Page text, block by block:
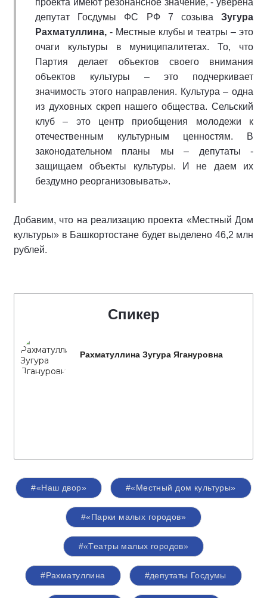
проекта имеют резонансное значение, - уверена
депутат Госдумы ФС РФ 7 созыва Зугура
Рахматуллина, - Местные клубы и театры – это
очаги культуры в муниципалитетах. То, что
Партия делает объектов своего внимания
объектов культуры – это подчеркивает
значимость этого направления. Культура – одна
из духовных скреп нашего общества. Сельский
клуб – это центр приобщения молодежи к
отечественным культурным ценностям. В
законодательном планы мы – депутаты -
защищаем объекты культуры. И не даем их
бездумно реорганизовывать».
Добавим, что на реализацию проекта «Местный Дом
культуры» в Башкортостане будет выделено 46,2 млн
рублей.
Спикер
Рахматуллина Зугура Ягануровна
#«Наш двор» #«Местный дом культуры»
#«Парки малых городов»
#«Театры малых городов»
#Рахматуллина #депутаты Госдумы